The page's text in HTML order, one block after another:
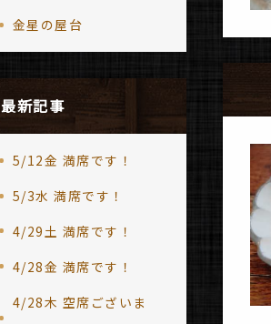
金星の屋台
最新記事
5/12金 満席です！
5/3水 満席です！
4/29土 満席です！
4/28金 満席です！
4/28木 空席ございま